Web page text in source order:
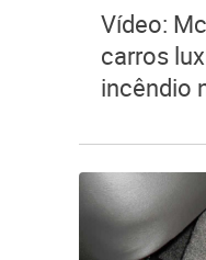
Vídeo:
carros
incêndio